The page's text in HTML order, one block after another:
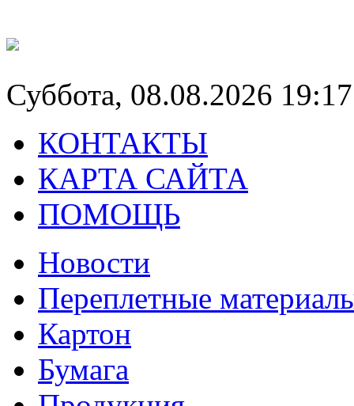
Суббота, 08.08.2026 19:17
КОНТАКТЫ
КАРТА САЙТА
ПОМОЩЬ
Новости
Переплетные
Картон
Бумага